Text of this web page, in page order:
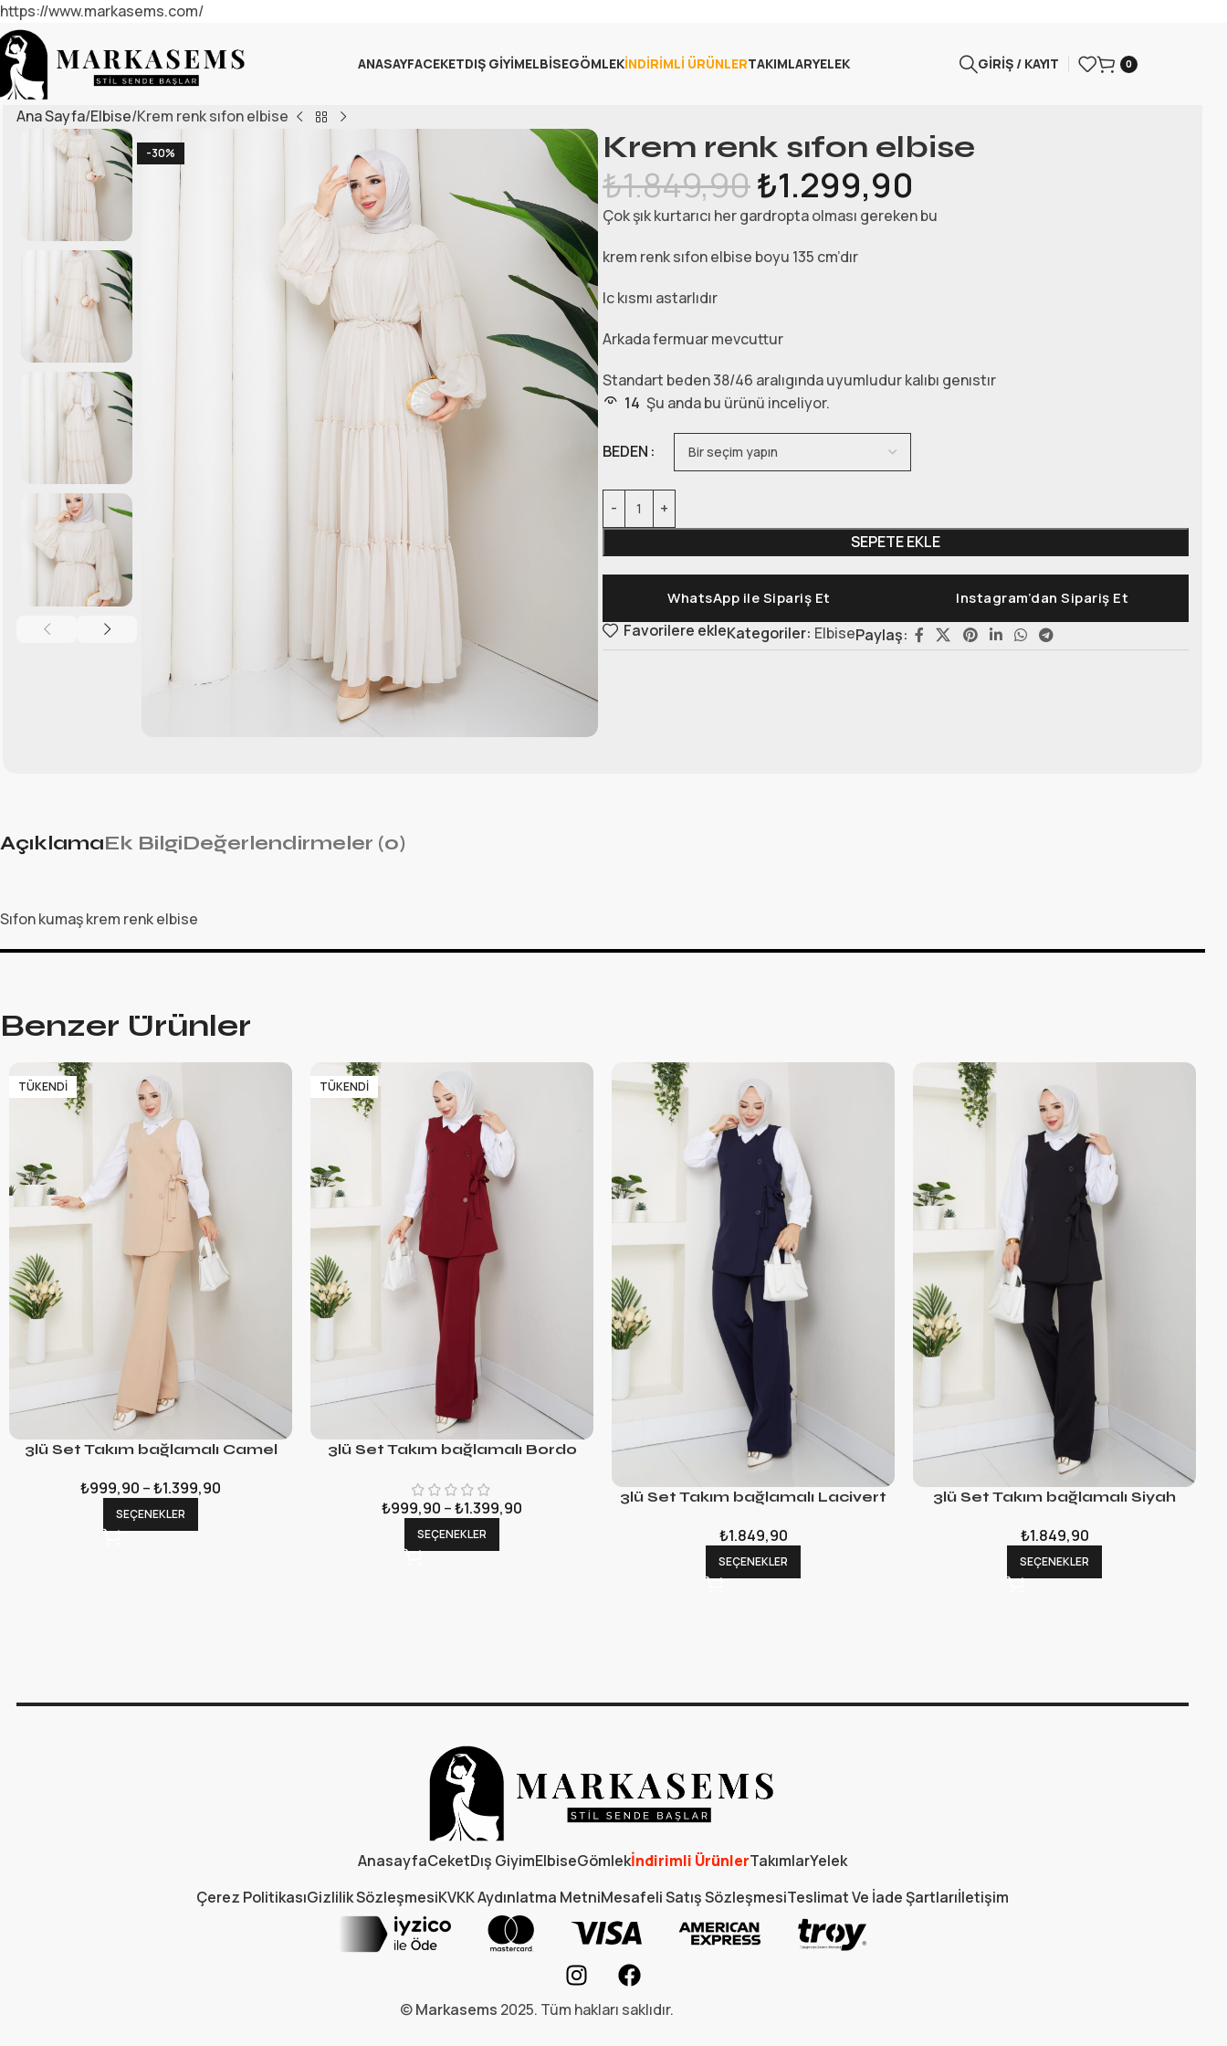
https://www.markasems.com/
ANASAYFACEKETDIŞ GIYIMELBISEGÖMLEKİNDIRIMLI ÜRÜNLERTAKIMLARYELEK GIRIŞ / KAYIT 0
Ana Sayfa Elbise Krem renk sıfon elbise
-30% Krem renk sıfon elbise
₺1.849,90₺1.299,90
Çok şık kurtarıcı her gardropta olması gereken bu
krem renk sıfon elbise boyu 135 cm’dır
Ic kısmı astarlıdır
Arkada fermuar mevcuttur
Standart beden 38/46 aralıgında uyumludur kalıbı genıstır
14 Şu anda bu ürünü inceliyor.
BEDEN
SEPETE EKLE
WhatsApp ile Sipariş Et Instagram’dan Sipariş Et
Favorilere ekleKategoriler: ElbisePaylaş:
AçıklamaEk BilgiDeğerlendirmeler (0)
Sıfon kumaş krem renk elbise
Benzer Ürünler
TÜKENDI
3lü Set Takım bağlamalı Camel
₺999,90 –₺1.399,90
SEÇENEKLER
TÜKENDI
3lü Set Takım bağlamalı Bordo
₺999,90 –₺1.399,90
SEÇENEKLER
3lü Set Takım bağlamalı Lacivert
₺1.849,90
SEÇENEKLER
3lü Set Takım bağlamalı Siyah
₺1.849,90
SEÇENEKLER
AnasayfaCeketDış GiyimElbiseGömlekİndirimli ÜrünlerTakımlarYelek
Çerez PolitikasıGizlilik SözleşmesiKVKK Aydınlatma MetniMesafeli Satış SözleşmesiTeslimat Ve İade Şartlarıİletişim
©Markasems 2025. Tüm hakları saklıdır.